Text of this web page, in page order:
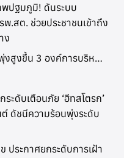
ปฐมภูมิ! ดันระบบ
.สต. ช่วยประชาชนเข้าถึง
ง
งสูงขึ้น 3 องค์การบริห…
ะดับเตือนภัย ‘ฮีทสโตรก’
ดัชนีความร้อนพุ่งระดับ
ประกาศยกระดับการเฝ้า